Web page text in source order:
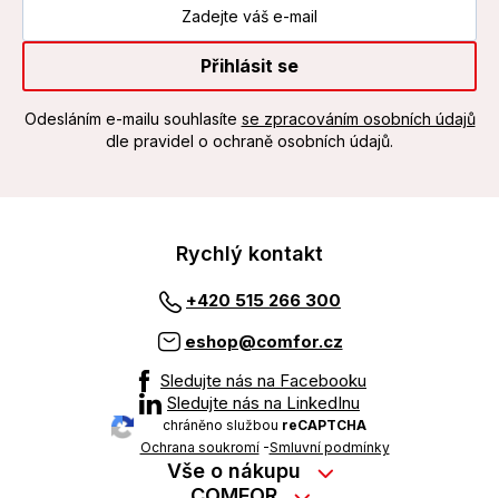
Přihlásit se
Odesláním e-mailu souhlasíte se zpracováním osobních údajů
dle pravidel o ochraně osobních údajů.
Rychlý kontakt
+420 515 266 300
eshop@comfor.cz
Sledujte nás na Facebooku
Sledujte nás na LinkedInu
chráněno službou reCAPTCHA
Ochrana soukromí-Smluvní podmínky
Vše o nákupu
Nákup na splátky